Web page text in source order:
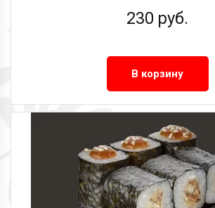
230 руб.
В корзину